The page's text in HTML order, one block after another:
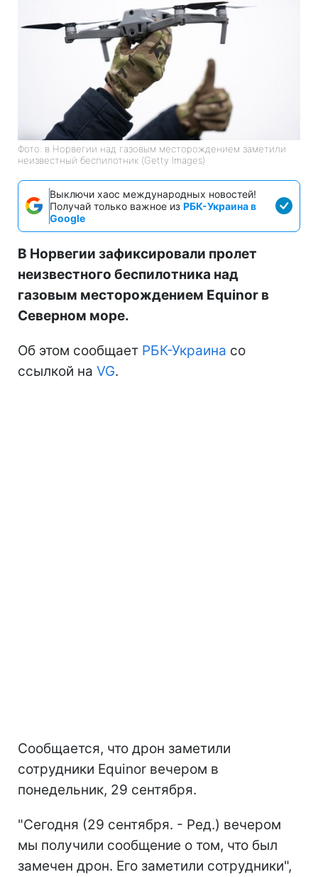
Фото: в Норвегии над газовым месторождением заметили
неизвестный беспилотник (Getty Images)
Выключи хаос международных новостей!
Получай только важное из РБК-Украина в
Google
В Норвегии зафиксировали пролет
неизвестного беспилотника над
газовым месторождением Equinor в
Северном море.
Об этом сообщает РБК-Украина со
ссылкой на VG.
Сообщается, что дрон заметили
сотрудники Equinor вечером в
понедельник, 29 сентября.
"Сегодня (29 сентября. - Ред.) вечером
мы получили сообщение о том, что был
замечен дрон. Его заметили сотрудники",